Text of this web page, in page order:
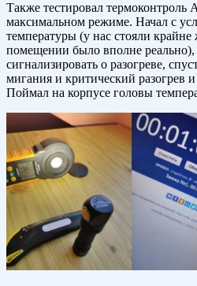
Также тестировал
максимальном режиме. Начал с
температуры (у нас стояли
помещении было вполне реально),
сигнализировать о разогреве,
мигания и критический разогрев
Поймал на корпусе головы